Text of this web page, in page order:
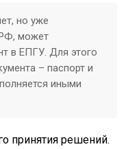
но уже
может
в ЕПГУ. Для этого
– паспорт и
иными
принятия решений.